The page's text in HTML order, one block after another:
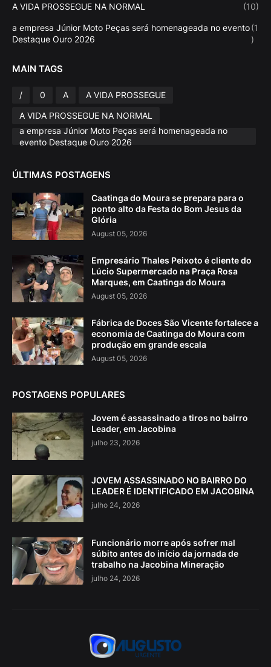
A VIDA PROSSEGUE NA NORMAL (10)
a empresa Júnior Moto Peças será homenageada no evento
Destaque Ouro 2026
(1
)
MAIN TAGS
/ 0 A
A VIDA PROSSEGUE
A VIDA PROSSEGUE NA NORMAL
a empresa Júnior Moto Peças será homenageada no
evento Destaque Ouro 2026
ÚLTIMAS POSTAGENS
Caatinga do Moura se prepara para o
ponto alto da Festa do Bom Jesus da
Glória
August 05, 2026
Empresário Thales Peixoto é cliente do
Lúcio Supermercado na Praça Rosa
Marques, em Caatinga do Moura
August 05, 2026
Fábrica de Doces São Vicente fortalece a
economia de Caatinga do Moura com
produção em grande escala
August 05, 2026
POSTAGENS POPULARES
Jovem é assassinado a tiros no bairro
Leader, em Jacobina
julho 23, 2026
JOVEM ASSASSINADO NO BAIRRO DO
LEADER É IDENTIFICADO EM JACOBINA
julho 24, 2026
Funcionário morre após sofrer mal
súbito antes do início da jornada de
trabalho na Jacobina Mineração
julho 24, 2026